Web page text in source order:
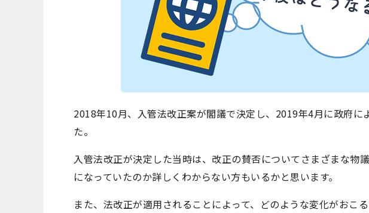
2018年10月、入管法改正案が閣議で決定し、2019年4月に政府に
た。
入管法改正が決定した当時は、改正の賛否についてさまざまな物
になっていたのか詳しくわからない方もいるかと思います。
また、法改正が適用されることによって、どのような変化がおこる